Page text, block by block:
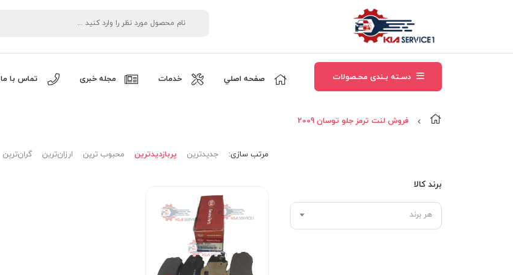
دسـته بـندی محـصولات صفحه اصلي خدمات مجله خبری تماس با ما
فروش لنت ترمز جلو توسان 2009
برند کالا
هر برند
مرتب‌ سازی: جدیدترین پربازدیدترین محبوب ترین ارزان‌ترین گران‌ترین